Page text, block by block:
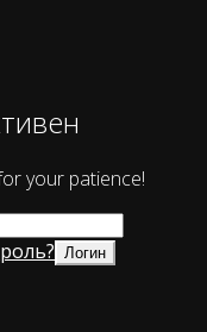
your patience!